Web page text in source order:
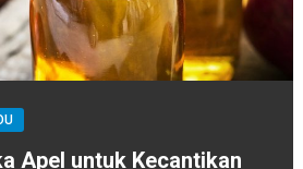
Apel untuk Kecantikan